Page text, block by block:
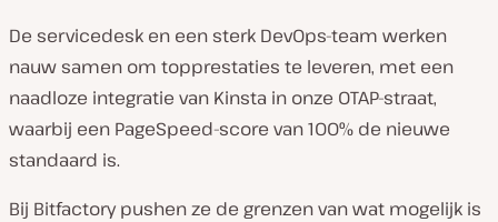
De servicedesk en een sterk DevOps-team werken
nauw samen om topprestaties te leveren, met een
naadloze integratie van Kinsta in onze OTAP-straat,
waarbij een PageSpeed-score van 100% de nieuwe
standaard is.
Bij Bitfactory pushen ze de grenzen van wat mogelijk is